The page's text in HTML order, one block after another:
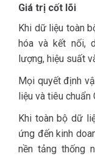
Giá trị cốt lõi
Khi dữ liệu toàn
hóa và kết nối,
lượng, hiệu suất
Mọi quyết định
liệu và tiêu chuẩn
Khi toàn bộ dữ
ứng đến kinh
nền tảng thống